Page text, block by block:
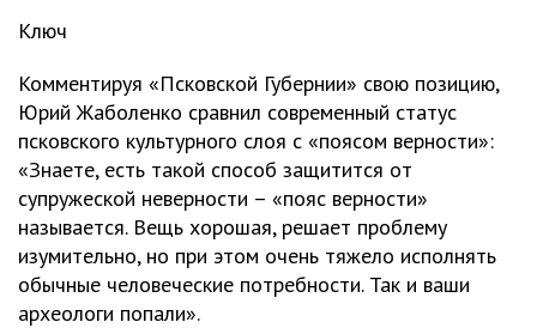
Ключ
Комментируя «Псковской Губернии» свою позицию,
Юрий Жаболенко сравнил современный статус
псковского культурного слоя с «поясом верности»:
«Знаете, есть такой способ защитится от
супружеской неверности – «пояс верности»
называется. Вещь хорошая, решает проблему
изумительно, но при этом очень тяжело исполнять
обычные человеческие потребности. Так и ваши
археологи попали».